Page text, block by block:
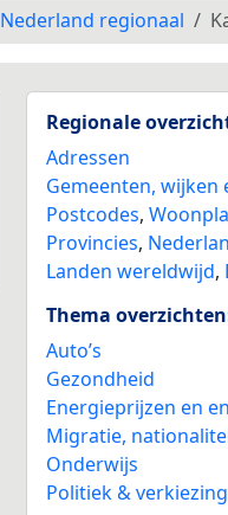
Nederland regionaal
Regionale
Adressen
Gemeenten, wijken
Postcodes,
Provincies,
Landen wereldwijd,
Thema
Auto’s
Gezondheid
Energieprijzen en
Migratie,
Onderwijs
Politiek &